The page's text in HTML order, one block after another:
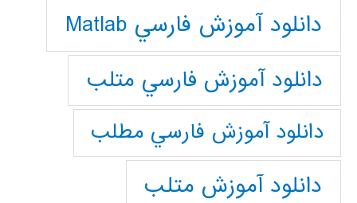
دانلود آموزش فارسي Matlab
دانلود آموزش فارسي متلب
دانلود آموزش فارسي مطلب
دانلود آموزش متلب